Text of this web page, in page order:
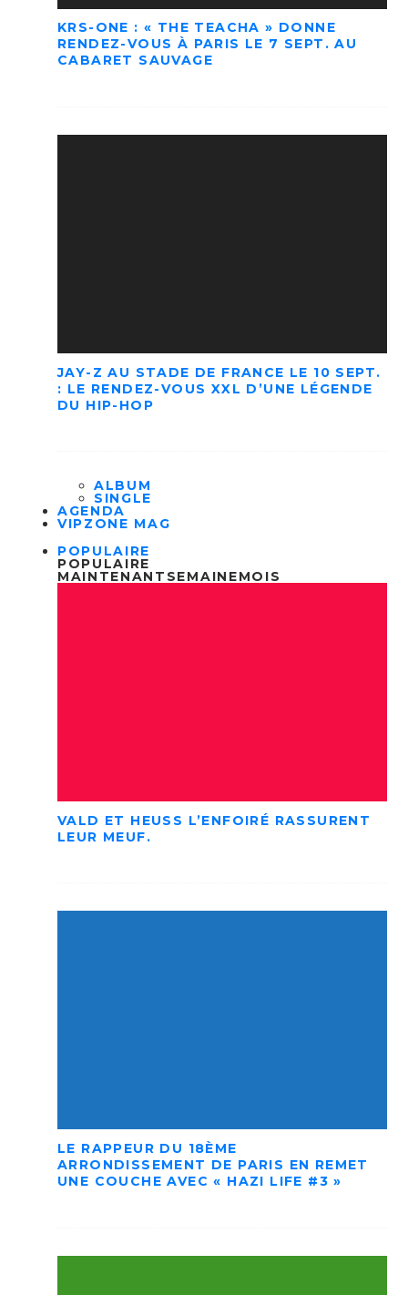
KRS-ONE : « THE TEACHA » DONNE
RENDEZ-VOUS À PARIS LE 7 SEPT. AU
CABARET SAUVAGE
JAY-Z AU STADE DE FRANCE LE 10 SEPT.
: LE RENDEZ-VOUS XXL D’UNE LÉGENDE
DU HIP-HOP
ALBUM
SINGLE
AGENDA
VIPZONE MAG
POPULAIRE
POPULAIRE
MAINTENANT SEMAINEMOIS
VALD ET HEUSS L’ENFOIRÉ RASSURENT
LEUR MEUF.
LE RAPPEUR DU 18ÈME
ARRONDISSEMENT DE PARIS EN REMET
UNE COUCHE AVEC « HAZI LIFE #3 »